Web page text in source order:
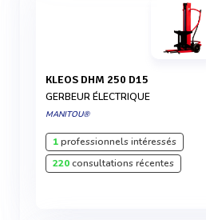
KLEOS DHM 250 D15
GERBEUR ÉLECTRIQUE
MANITOU®
1professionnels intéressés
220consultations récentes